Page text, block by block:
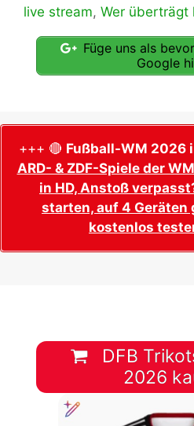
live stream, Wer überträgt
Füge uns als
Google
+++ 🔴 Fußball-WM 2026
ARD- & ZDF-Spiele der
in HD, Anstoß
starten, auf 4
kostenlos
DFB
2026